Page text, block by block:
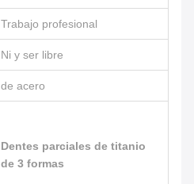
Trabajo profesional
Ni y ser libre
de acero
Dentes parciales de titanio
de 3 formas